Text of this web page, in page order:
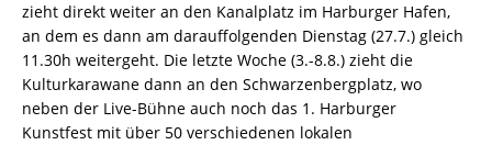
zieht direkt weiter an den Kanalplatz im Harburger Hafen,
an dem es dann am darauffolgenden Dienstag (27.7.) gleich
11.30h weitergeht. Die letzte Woche (3.-8.8.) zieht die
Kulturkarawane dann an den Schwarzenbergplatz, wo
neben der Live-Bühne auch noch das 1. Harburger
Kunstfest mit über 50 verschiedenen lokalen